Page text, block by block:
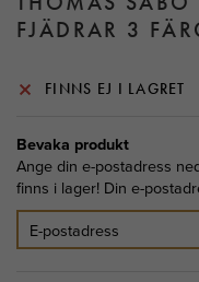
FJÄDRAR 3
FINNS EJ I LAGRET
Bevaka produkt
Ange din e-postadress
finns i lager! Din e-